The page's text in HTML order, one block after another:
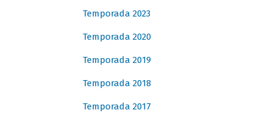
Temporada 2023
Temporada 2020
Temporada 2019
Temporada 2018
Temporada 2017